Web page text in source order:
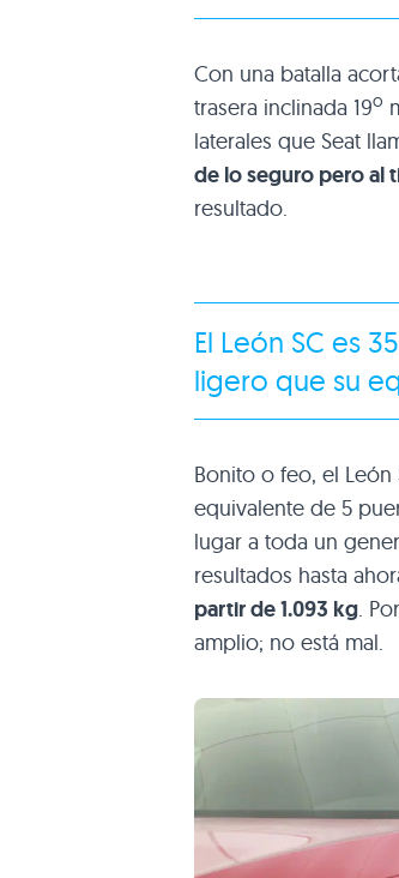
Con una batalla
trasera inclinada 19o
laterales que Seat
de lo seguro pero al
resultado.
El León SC es
ligero que su
Bonito o feo, el León
equivalente de 5
lugar a toda un
resultados hasta
partir de 1.093 kg.
amplio; no está mal.